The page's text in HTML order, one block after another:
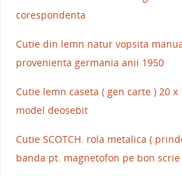
corespondenta
Cutie din lemn natur vopsita
provenienta germania anii 1950
Cutie lemn caseta ( gen carte ) 20
model deosebit
Cutie SCOTCH. rola metalica (
banda pt. magnetofon pe bon scrie